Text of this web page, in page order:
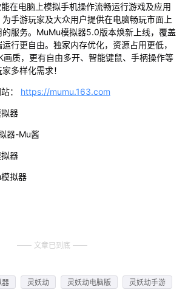
在电脑上模拟手机操作流畅运行游戏及应用
手游玩家及大众用户提供在电脑畅玩市面上
服务。MuMu模拟器5.0版本焕新上线，覆盖
行更自由。独家内存优化，资源占用更低，
质，更有自由多开、智能键鼠、手柄操作等
多样化需求！
： https://mumu.163.com
器
器-Mu酱
器
拟器
文章已到底
器 灵妖劫 灵妖劫电脑版
灵妖劫手游